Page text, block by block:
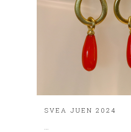
SVEA JUEN 2024
...